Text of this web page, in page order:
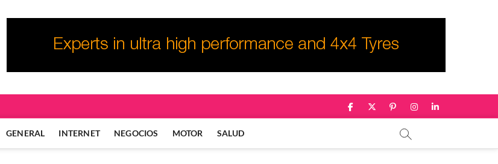
facebook
twitter
pinterest
instagram
linkedin
GENERAL INTERNET NEGOCIOS MOTOR SALUD